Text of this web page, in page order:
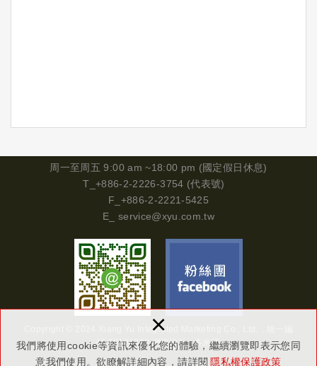
我們將使用cookie等資訊來優化您的體驗，繼續瀏覽即表示您同
意我們使用。欲瞭解詳細內容，請詳閱 隱私權保護政策
×
周一至周五 9:00 am ~18:00 pm (國定假日休息)
T_+886-2-2226-3754 (代表號)
F_+886-2-2221-5425
E_ service@xyu.com.tw
Copyright © 2024 Xiang Yu Integrated Marketing Co., Ltd.．
號29134302 網頁設計 : 多米諾